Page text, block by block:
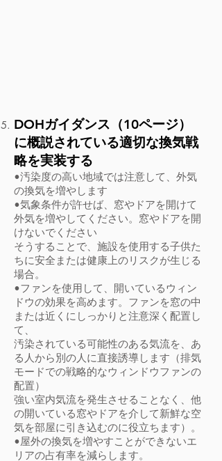
DOHガイダンス（10ページ）
に概説されている適切な換気戦
略を実装する
•汚染度の高い地域では注意して、外気
の換気を増やします
•気象条件が許せば、窓やドアを開けて
外気を増やしてください。窓やドアを開
けないでください
そうすることで、施設を使用する子供た
ちに安全または健康上のリスクが生じる
場合。
•ファンを使用して、開いているウィン
ドウの効果を高めます。ファンを窓の中
または近くにしっかりと注意深く配置し
て、
汚染されている可能性のある気流を、あ
る人から別の人に直接誘導します（排気
モードでの戦略的なウィンドウファンの
配置）
強い室内気流を発生させることなく、他
の開いている窓やドアを介して新鮮な空
気を部屋に引き込むのに役立ちます）。
•屋外の換気を増やすことができないエ
リアの占有率を減らします。